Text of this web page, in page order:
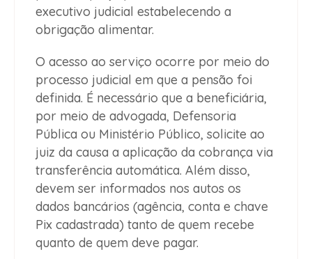
executivo judicial estabelecendo a
obrigação alimentar.
O acesso ao serviço ocorre por meio do
processo judicial em que a pensão foi
definida. É necessário que a beneficiária,
por meio de advogada, Defensoria
Pública ou Ministério Público, solicite ao
juiz da causa a aplicação da cobrança via
transferência automática. Além disso,
devem ser informados nos autos os
dados bancários (agência, conta e chave
Pix cadastrada) tanto de quem recebe
quanto de quem deve pagar.